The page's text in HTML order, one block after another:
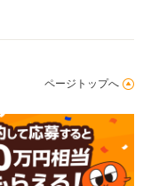
ページトップへ